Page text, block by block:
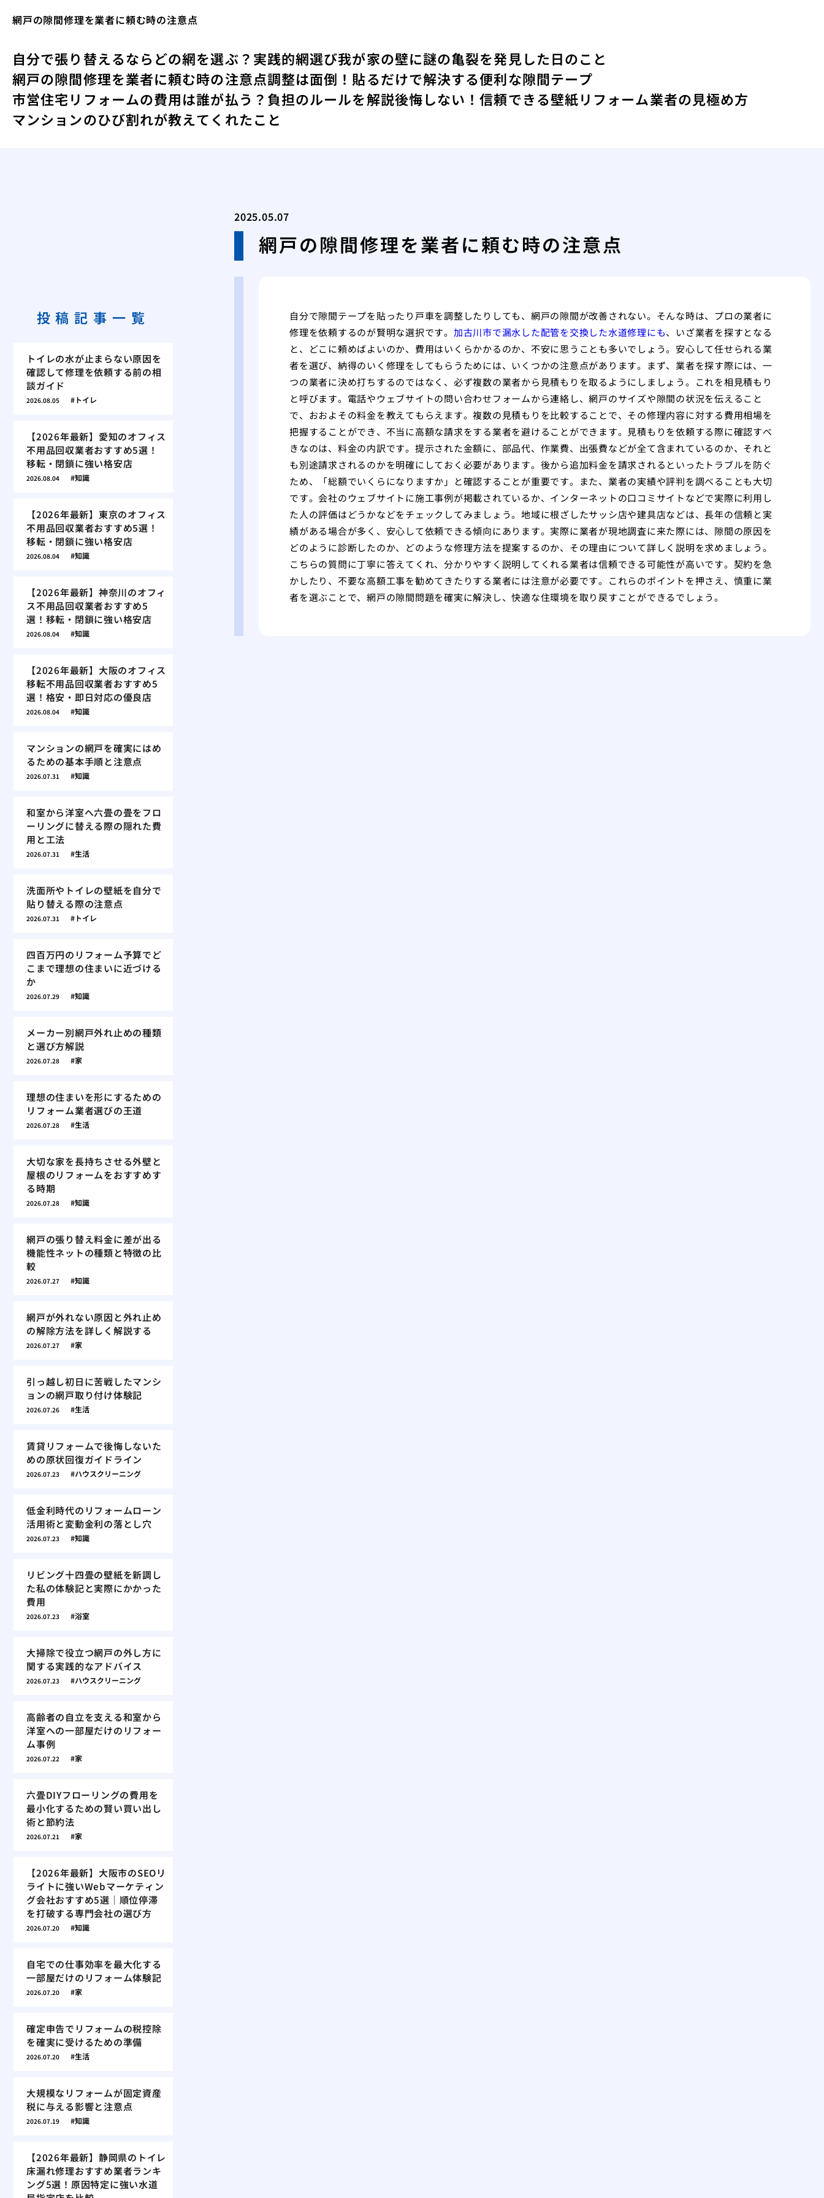
網戸の隙間修理を業者に頼む時の注意点
自分で張り替えるならどの網を選ぶ？実践的網選び我が家の壁に謎の亀裂を発見した日のこと
網戸の隙間修理を業者に頼む時の注意点調整は面倒！貼るだけで解決する便利な隙間テープ
市営住宅リフォームの費用は誰が払う？負担のルールを解説後悔しない！信頼できる壁紙リフォーム業者の見極め方
マンションのひび割れが教えてくれたこと
2025.05.07
網戸の隙間修理を業者に頼む時の注意点
自分で隙間テープを貼ったり戸車を調整したりしても、網戸の隙間が改善されない。そんな時は、プロの業者に
修理を依頼するのが賢明な選択です。 加古川市で漏水した配管を交換した水道修理にも、いざ業者を探すとなる
と、どこに頼めばよいのか、費用はいくらかかるのか、不安に思うことも多いでしょう。安心して任せられる業
者を選び、納得のいく修理をしてもらうためには、いくつかの注意点があります。まず、業者を探す際には、一
つの業者に決め打ちするのではなく、必ず複数の業者から見積もりを取るようにしましょう。これを相見積もり
と呼びます。電話やウェブサイトの問い合わせフォームから連絡し、網戸のサイズや隙間の状況を伝えること
で、おおよその料金を教えてもらえます。複数の見積もりを比較することで、その修理内容に対する費用相場を
把握することができ、不当に高額な請求をする業者を避けることができます。見積もりを依頼する際に確認すべ
きなのは、料金の内訳です。提示された金額に、部品代、作業費、出張費などが全て含まれているのか、それと
も別途請求されるのかを明確にしておく必要があります。後から追加料金を請求されるといったトラブルを防ぐ
ため、「総額でいくらになりますか」と確認することが重要です。また、業者の実績や評判を調べることも大切
です。会社のウェブサイトに施工事例が掲載されているか、インターネットの口コミサイトなどで実際に利用し
た人の評価はどうかなどをチェックしてみましょう。地域に根ざしたサッシ店や建具店などは、長年の信頼と実
績がある場合が多く、安心して依頼できる傾向にあります。実際に業者が現地調査に来た際には、隙間の原因を
どのように診断したのか、どのような修理方法を提案するのか、その理由について詳しく説明を求めましょう。
こちらの質問に丁寧に答えてくれ、分かりやすく説明してくれる業者は信頼できる可能性が高いです。契約を急
かしたり、不要な高額工事を勧めてきたりする業者には注意が必要です。これらのポイントを押さえ、慎重に業
者を選ぶことで、網戸の隙間問題を確実に解決し、快適な住環境を取り戻すことができるでしょう。
投稿記事一覧
トイレの水が止まらない原因を
確認して修理を依頼する前の相
談ガイド
2026.08.05 トイレ
【2026年最新】愛知のオフィス
不用品回収業者おすすめ5選！
移転・閉鎖に強い格安店
2026.08.04 知識
【2026年最新】東京のオフィス
不用品回収業者おすすめ5選！
移転・閉鎖に強い格安店
2026.08.04 知識
【2026年最新】神奈川のオフィ
ス不用品回収業者おすすめ5
選！移転・閉鎖に強い格安店
2026.08.04 知識
【2026年最新】大阪のオフィス
移転不用品回収業者おすすめ5
選！格安・即日対応の優良店
2026.08.04 知識
マンションの網戸を確実にはめ
るための基本手順と注意点
2026.07.31 知識
和室から洋室へ六畳の畳をフロ
ーリングに替える際の隠れた費
用と工法
2026.07.31 生活
洗面所やトイレの壁紙を自分で
貼り替える際の注意点
2026.07.31 トイレ
四百万円のリフォーム予算でど
こまで理想の住まいに近づける
か
2026.07.29 知識
メーカー別網戸外れ止めの種類
と選び方解説
2026.07.28 家
理想の住まいを形にするための
リフォーム業者選びの王道
2026.07.28 生活
大切な家を長持ちさせる外壁と
屋根のリフォームをおすすめす
る時期
2026.07.28 知識
網戸の張り替え料金に差が出る
機能性ネットの種類と特徴の比
較
2026.07.27 知識
網戸が外れない原因と外れ止め
の解除方法を詳しく解説する
2026.07.27 家
引っ越し初日に苦戦したマンシ
ョンの網戸取り付け体験記
2026.07.26 生活
賃貸リフォームで後悔しないた
めの原状回復ガイドライン
2026.07.23 ハウスクリーニング
低金利時代のリフォームローン
活用術と変動金利の落とし穴
2026.07.23 知識
リビング十四畳の壁紙を新調し
た私の体験記と実際にかかった
費用
2026.07.23 浴室
大掃除で役立つ網戸の外し方に
関する実践的なアドバイス
2026.07.23 ハウスクリーニング
高齢者の自立を支える和室から
洋室への一部屋だけのリフォー
ム事例
2026.07.22 家
六畳DIYフローリングの費用を
最小化するための賢い買い出し
術と節約法
2026.07.21 家
【2026年最新】大阪市のSEOリ
ライトに強いWebマーケティン
グ会社おすすめ5選｜順位停滞
を打破する専門会社の選び方
2026.07.20 知識
自宅での仕事効率を最大化する
一部屋だけのリフォーム体験記
2026.07.20 家
確定申告でリフォームの税控除
を確実に受けるための準備
2026.07.20 生活
大規模なリフォームが固定資産
税に与える影響と注意点
2026.07.19 知識
【2026年最新】静岡県のトイレ
床漏れ修理おすすめ業者ランキ
ング5選！原因特定に強い水道